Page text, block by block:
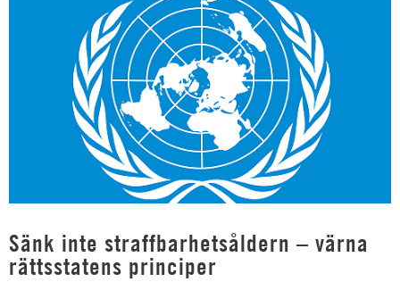
Sänk inte straffbarhetsåldern – värna
rättsstatens principer